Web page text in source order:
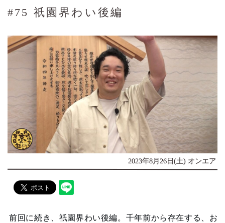
#75 祇園界わい後編
2023年8月26日(土) オンエア
前回に続き、祇園界わい後編。千年前から存在する、お